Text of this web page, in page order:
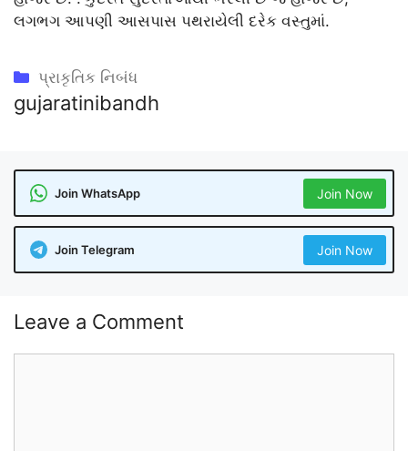
લગભગ આપણી આસપાસ પથરાયેલી દરેક વસ્તુમાં.
Categories
પ્રાકૃતિક નિબંધ
gujaratinibandh
Join WhatsApp Join Now
Join Telegram Join Now
Leave a Comment